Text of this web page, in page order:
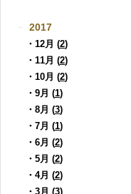
2017
・12月 (2)
・11月 (2)
・10月 (2)
・9月 (1)
・8月 (3)
・7月 (1)
・6月 (2)
・5月 (2)
・4月 (2)
・3月 (3)